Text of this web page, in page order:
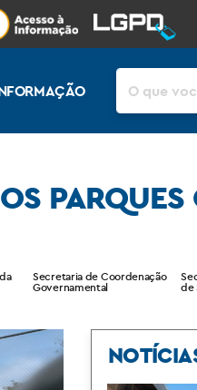
Secretaria de Coordenação
Governamental
de